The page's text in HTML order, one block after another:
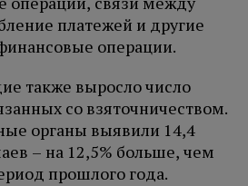
платежей и другие
операции.
также выросло число
со взяточничеством.
органы выявили 14,4
– на 12,5% больше, чем
прошлого года.